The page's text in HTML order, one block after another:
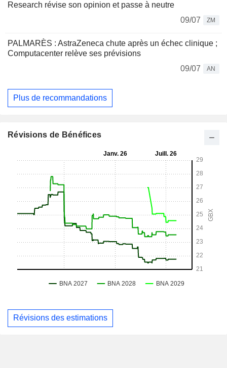
Research révise son opinion et passe à neutre
09/07
ZM
PALMARÈS : AstraZeneca chute après un échec clinique ;
Computacenter relève ses prévisions
09/07
AN
Plus de recommandations
Révisions de Bénéfices
Révisions des estimations